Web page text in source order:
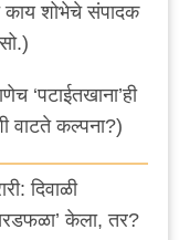
काय शोभेचे संपादक
‘पटाईतखाना’ही
वाटते कल्पना?)
दिवाळी
केला, तर?